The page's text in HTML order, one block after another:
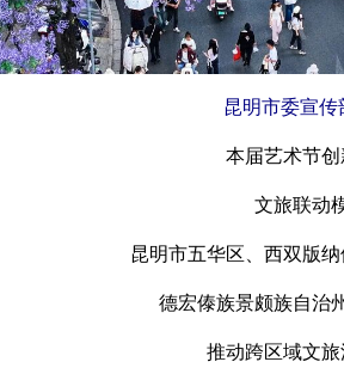
昆明市委宣传
本届艺术节
文旅联动
昆明市五华区、西双版
德宏傣族景颇族自治
推动跨区域文